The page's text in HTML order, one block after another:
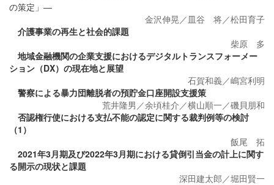
の策定」―
金沢伸晃／皿谷 将／松田育子
介護事業の再生と社会的課題
柴原 多
地域金融機関の企業支援におけるデジタルトランスフォーメー
ション（DX）の現在地と展望
石賀和義／嶋宮利明
警察による暴力団離脱者の預貯金口座開設支援策
荒井隆男／余頃桂介／横山順一／磯貝朋和
否認権行使における支払不能の認定に関する裁判例等の検討
（1）
飯尾 拓
2021年3月期及び2022年3月期における貸倒引当金の計上に関す
る開示の現状と課題
深田建太郎／堀田賢一